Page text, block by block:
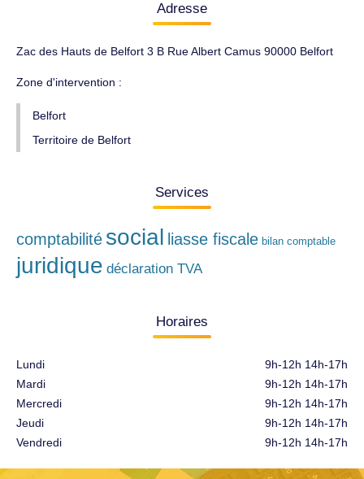
Adresse
Zac des Hauts de Belfort 3 B Rue Albert Camus 90000 Belfort
Zone d'intervention :
Belfort
Territoire de Belfort
Services
comptabilité social liasse fiscale bilan comptable
juridique déclaration TVA
Horaires
Lundi
Mardi
Mercredi
Jeudi
Vendredi
9h-12h 14h-17h
9h-12h 14h-17h
9h-12h 14h-17h
9h-12h 14h-17h
9h-12h 14h-17h